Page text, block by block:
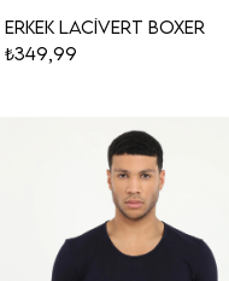
Erkek Lacivert Boxer
₺349,99